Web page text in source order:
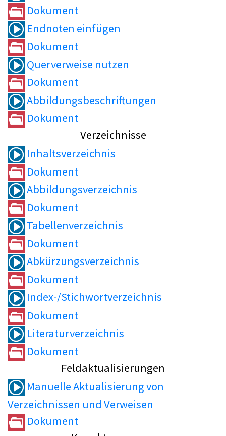
Dokument
Endnoten einfügen
Dokument
Querverweise nutzen
Dokument
Abbildungsbeschriftungen
Dokument
Verzeichnisse
Inhaltsverzeichnis
Dokument
Abbildungsverzeichnis
Dokument
Tabellenverzeichnis
Dokument
Abkürzungsverzeichnis
Dokument
Index-/Stichwortverzeichnis
Dokument
Literaturverzeichnis
Dokument
Feldaktualisierungen
Manuelle Aktualisierung von
Verzeichnissen und Verweisen
Dokument